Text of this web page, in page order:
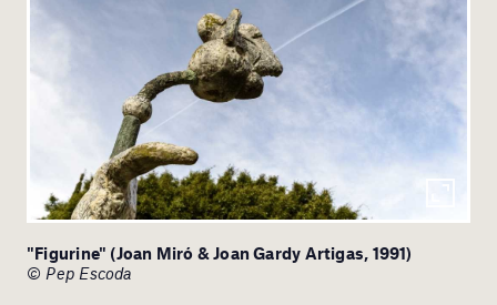
"Figurine" (Joan Miró & Joan Gardy Artigas, 1991)
© Pep Escoda